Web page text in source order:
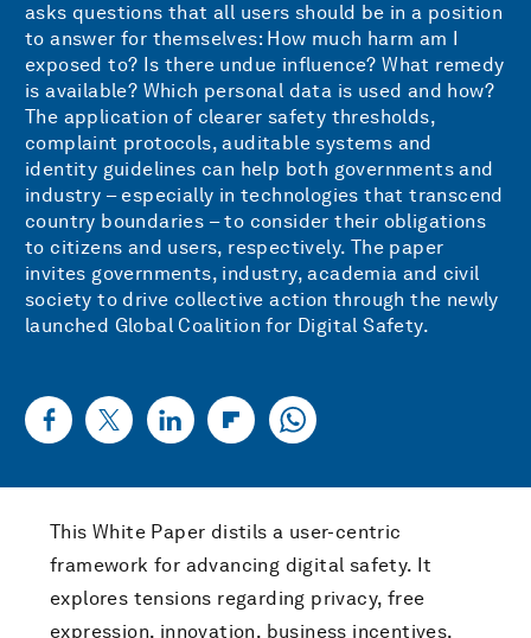
asks questions that all users should be in a position
to answer for themselves: How much harm am I
exposed to? Is there undue influence? What remedy
is available? Which personal data is used and how?
The application of clearer safety thresholds,
complaint protocols, auditable systems and
identity guidelines can help both governments and
industry – especially in technologies that transcend
country boundaries – to consider their obligations
to citizens and users, respectively. The paper
invites governments, industry, academia and civil
society to drive collective action through the newly
launched Global Coalition for Digital Safety.
This White Paper distils a user-centric
framework for advancing digital safety. It
explores tensions regarding privacy, free
expression, innovation, business incentives,